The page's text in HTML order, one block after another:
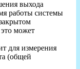
выхода
работы системы
может
для измерения
(общей